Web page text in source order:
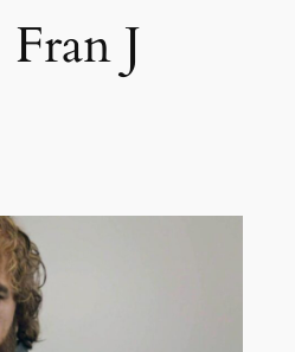
Fran J